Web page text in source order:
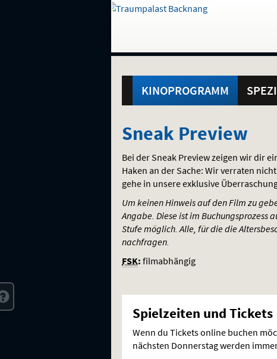
direkt
Inhalt
Menü
und
Gehe
Standortauswahl
KINOPROGRAMM
Sneak
Preview
Sneak Preview
Bei der Sneak Preview zeigen wir dir
Haken an der Sache: Wir verraten
gehe in unsere exklusive
Um keinen Hinweis auf den Film zu
Angabe. Diese ist im Buchungsprozess
Stufe möglich. Alle, für die die
nachfragen.
FSK: filmabhängig
Spielzeiten und Tickets
Wenn du Tickets online buchen
nächsten Donnerstag werden